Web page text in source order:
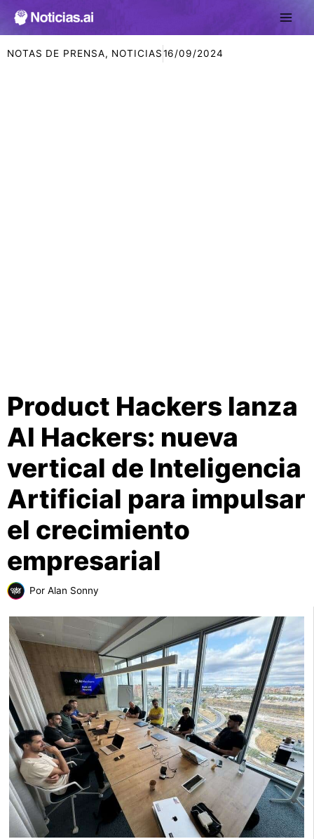
NOTAS DE PRENSA, NOTICIAS16/09/2024
Product Hackers lanza
AI Hackers: nueva
vertical de Inteligencia
Artificial para impulsar
el crecimiento
empresarial
Por Alan Sonny